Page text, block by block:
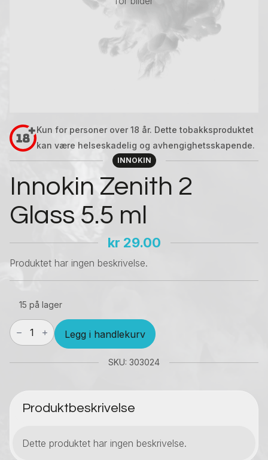
Kun for personer over 18 år. Dette tobakksproduktet
kan være helseskadelig og avhengighetsskapende.
INNOKIN
Innokin Zenith 2
Glass 5.5 ml
kr 29.00
Produktet har ingen beskrivelse.
15 på lager
Innokin
Zenith
2
Glass
Legg i handlekurv
SKU: 303024
Produktbeskrivelse
Dette produktet har ingen beskrivelse.